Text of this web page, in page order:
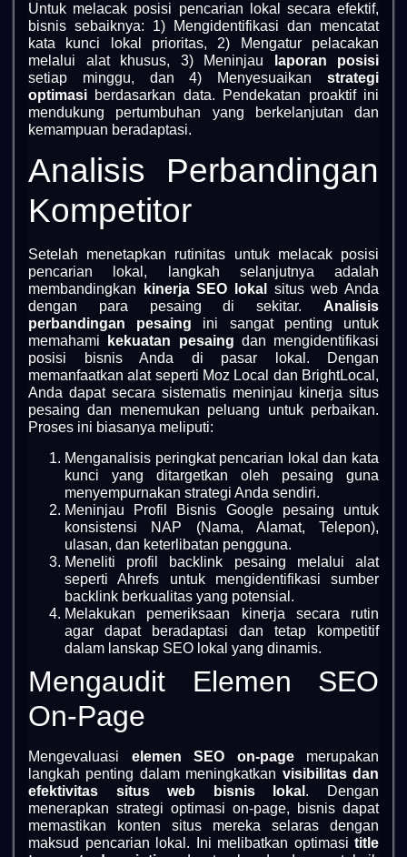
Untuk melacak posisi pencarian lokal secara efektif,
bisnis sebaiknya: 1) Mengidentifikasi dan mencatat
kata kunci lokal prioritas, 2) Mengatur pelacakan
melalui alat khusus, 3) Meninjau
laporan posisi
setiap minggu, dan 4) Menyesuaikan strategi
optimasi berdasarkan data. Pendekatan proaktif ini
mendukung pertumbuhan yang berkelanjutan dan
kemampuan beradaptasi.
Analisis Perbandingan
Kompetitor
Setelah menetapkan rutinitas untuk melacak posisi
pencarian lokal, langkah selanjutnya adalah
membandingkan
kinerja SEO lokal
situs web Anda
dengan para pesaing di sekitar. Analisis
perbandingan pesaing ini sangat penting untuk
memahami
kekuatan pesaing dan mengidentifikasi
posisi bisnis Anda di pasar lokal. Dengan
memanfaatkan alat seperti Moz Local dan BrightLocal,
Anda dapat secara sistematis meninjau kinerja situs
pesaing dan menemukan peluang untuk perbaikan.
Proses ini biasanya meliputi:
Menganalisis peringkat pencarian lokal dan kata
kunci yang ditargetkan oleh pesaing guna
menyempurnakan strategi Anda sendiri.
Meninjau Profil Bisnis Google pesaing untuk
konsistensi NAP (Nama, Alamat, Telepon),
ulasan, dan keterlibatan pengguna.
Meneliti profil backlink pesaing melalui alat
seperti Ahrefs untuk mengidentifikasi sumber
backlink berkualitas yang potensial.
Melakukan pemeriksaan kinerja secara rutin
agar dapat beradaptasi dan tetap kompetitif
dalam lanskap SEO lokal yang dinamis.
Mengaudit Elemen SEO
On-Page
Mengevaluasi elemen SEO on-pagemerupakan
langkah penting dalam meningkatkan visibilitas dan
efektivitas situs web bisnis lokal . Dengan
menerapkan strategi optimasi on-page, bisnis dapat
memastikan konten situs mereka selaras dengan
maksud pencarian lokal. Ini melibatkan optimasi title